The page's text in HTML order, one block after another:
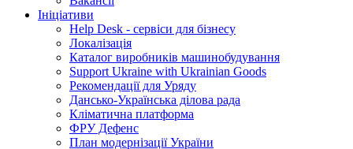
Ініціативи
Help Desk - сервіси для бізнесу
Локалізація
Каталог виробників машинобудування
Support Ukraine with Ukrainian Goods
Рекомендації для Уряду
Дансько-Українська ділова рада
Кліматична платформа
ФРУ Дефенс
План модернізації України